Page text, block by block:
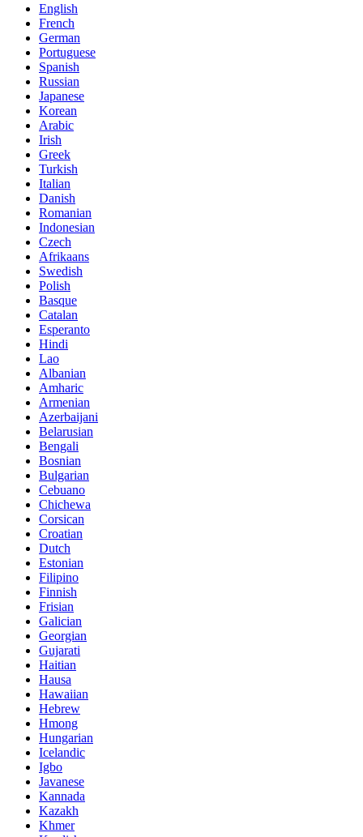
English
French
German
Portuguese
Spanish
Russian
Japanese
Korean
Arabic
Irish
Greek
Turkish
Italian
Danish
Romanian
Indonesian
Czech
Afrikaans
Swedish
Polish
Basque
Catalan
Esperanto
Hindi
Lao
Albanian
Amharic
Armenian
Azerbaijani
Belarusian
Bengali
Bosnian
Bulgarian
Cebuano
Chichewa
Corsican
Croatian
Dutch
Estonian
Filipino
Finnish
Frisian
Galician
Georgian
Gujarati
Haitian
Hausa
Hawaiian
Hebrew
Hmong
Hungarian
Icelandic
Igbo
Javanese
Kannada
Kazakh
Khmer